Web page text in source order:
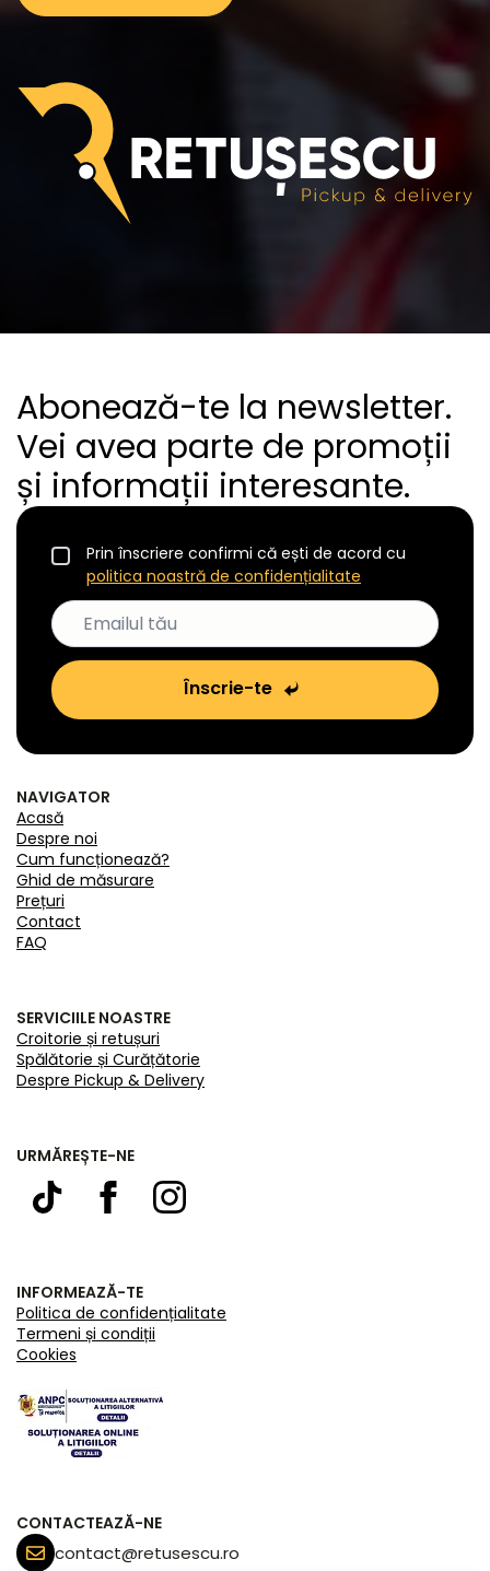
Abonează-te la newsletter.
Vei avea parte de promoții
și informații interesante.
Prin înscriere confirmi că ești de acord cu
politica noastră de confidențialitate
Înscrie-te
NAVIGATOR
Acasă
Despre noi
Cum funcționează?
Ghid de măsurare
Prețuri
Contact
FAQ
SERVICIILE NOASTRE
Croitorie și retușuri
Spălătorie și Curățătorie
Despre Pickup & Delivery
URMĂREȘTE-NE
INFORMEAZĂ-TE
Politica de confidențialitate
Termeni și condiții
Cookies
CONTACTEAZĂ-NE
contact@retusescu.ro